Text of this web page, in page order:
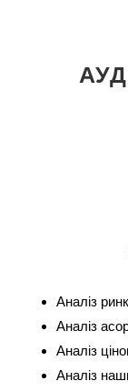
Аналіз
Аналіз
Аналіз
Аналіз